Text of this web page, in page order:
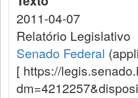
2011-04-07
Relatório Legislativo
Senado Federal
[ https://